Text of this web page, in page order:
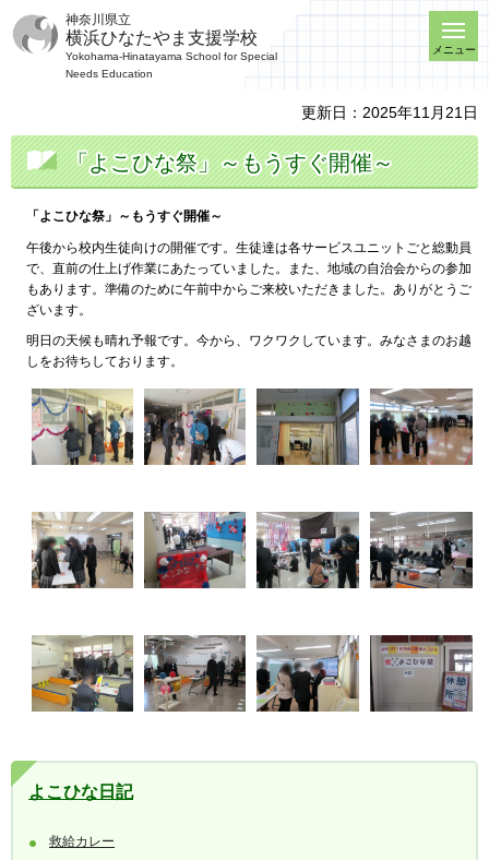
神奈川県立
横浜ひなたやま支援学校
Yokohama-Hinatayama School for Special
Needs Education
メニュー
更新日：2025年11月21日
「よこひな祭」～もうすぐ開催～
「よこひな祭」～もうすぐ開催～
午後から校内生徒向けの開催です。生徒達は各サービスユニットごと総動員
で、直前の仕上げ作業にあたっていました。また、地域の自治会からの参加
もあります。準備のために午前中からご来校いただきました。ありがとうご
ざいます。
明日の天候も晴れ予報です。今から、ワクワクしています。みなさまのお越
しをお待ちしております。
よこひな日記
救給カレー